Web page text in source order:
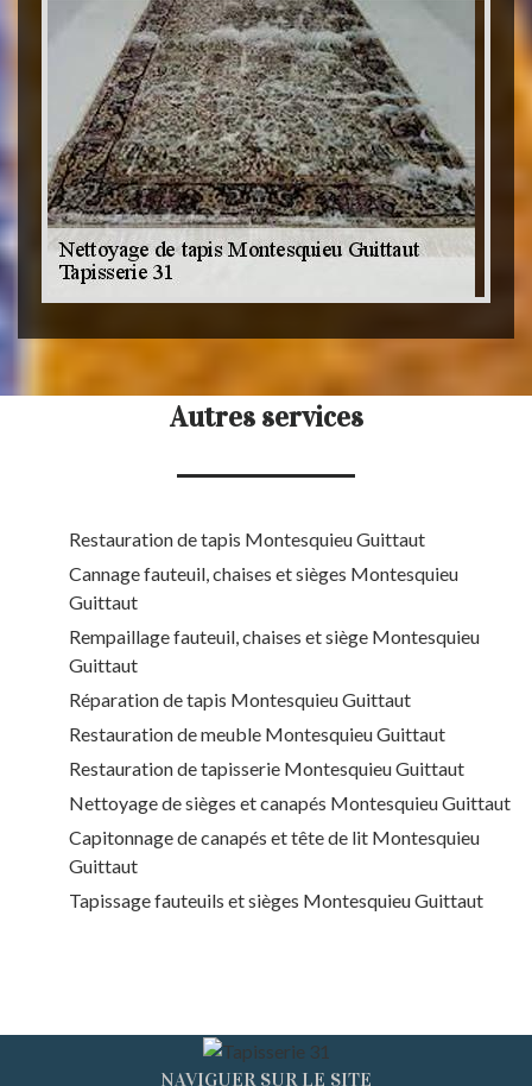
Autres services
Restauration de tapis Montesquieu Guittaut
Cannage fauteuil, chaises et sièges Montesquieu
Guittaut
Rempaillage fauteuil, chaises et siège Montesquieu
Guittaut
Réparation de tapis Montesquieu Guittaut
Restauration de meuble Montesquieu Guittaut
Restauration de tapisserie Montesquieu Guittaut
Nettoyage de sièges et canapés Montesquieu Guittaut
Capitonnage de canapés et tête de lit Montesquieu
Guittaut
Tapissage fauteuils et sièges Montesquieu Guittaut
NAVIGUER SUR LE SITE